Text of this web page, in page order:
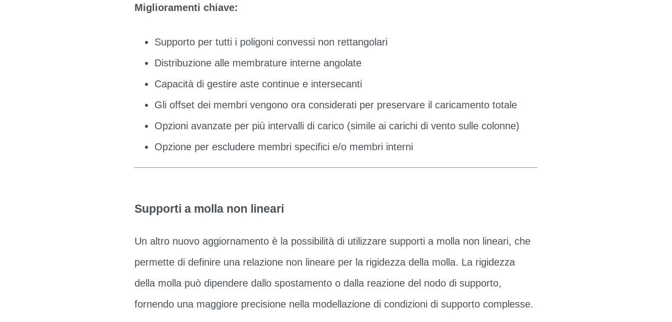
Miglioramenti chiave:
Supporto per tutti i poligoni convessi non rettangolari
Distribuzione alle membrature interne angolate
Capacità di gestire aste continue e intersecanti
Gli offset dei membri vengono ora considerati per preservare il caricamento totale
Opzioni avanzate per più intervalli di carico (simile ai carichi di vento sulle colonne)
Opzione per escludere membri specifici e/o membri interni
Supporti a molla non lineari
Un altro nuovo aggiornamento è la possibilità di utilizzare supporti a molla non lineari, che
permette di definire una relazione non lineare per la rigidezza della molla. La rigidezza
della molla può dipendere dallo spostamento o dalla reazione del nodo di supporto,
fornendo una maggiore precisione nella modellazione di condizioni di supporto complesse.